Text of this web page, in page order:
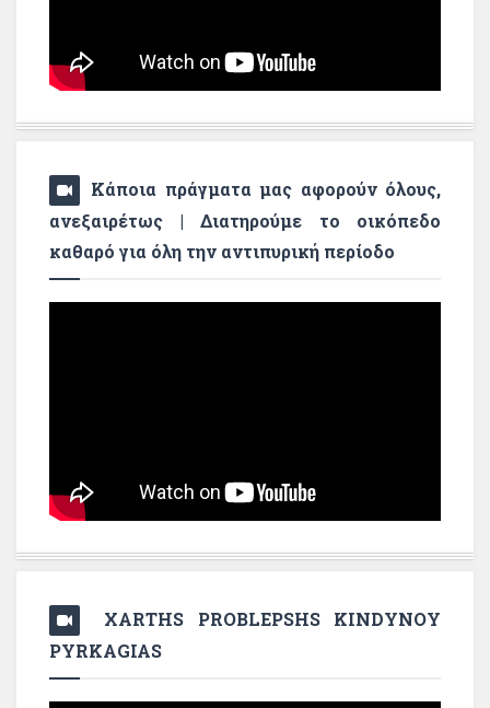
Κάποια πράγματα μας αφορούν όλους,
ανεξαιρέτως | Διατηρούμε το οικόπεδο
καθαρό για όλη την αντιπυρική περίοδο
XARTHS PROBLEPSHS KINDYNOY
PYRKAGIAS